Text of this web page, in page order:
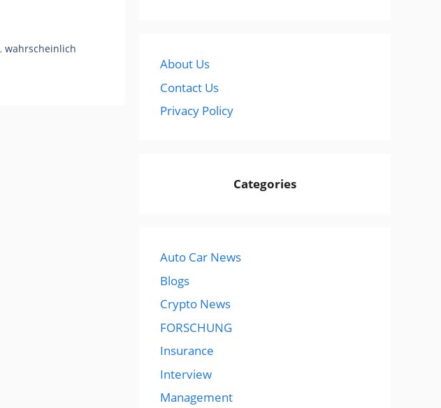
, wahrscheinlich
About Us
Contact Us
Privacy Policy
Categories
Auto Car News
Blogs
Crypto News
FORSCHUNG
Insurance
Interview
Management